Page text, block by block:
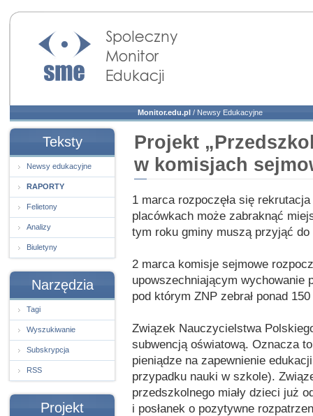
Społeczny Monitor
Edukacji
Monitor.edu.pl / Newsy Edukacyjne
Teksty
Newsy edukacyjne
RAPORTY
Felietony
Analizy
Biuletyny
Narzędzia
Tagi
Wyszukiwanie
Subskrypcja
RSS
Projekt
Projekt
w komisjach
1 marca rozpoczęła się
placówkach może zabraknąć
tym roku gminy muszą przyjąć
2 marca komisje sejmowe
upowszechniającym wychowanie
pod którym ZNP zebrał ponad
Związek Nauczycielstwa
subwencją oświatową. Oznacza
pieniądze na zapewnienie
przypadku nauki w szkole).
przedszkolnego miały dzieci już
i posłanek o pozytywne